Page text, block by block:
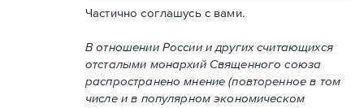
Частично соглашусь с вами.
В отношении России и других считающихся
отсталыми монархий Священного союза
распространено мнение (повторенное в том
числе и в популярном экономическом